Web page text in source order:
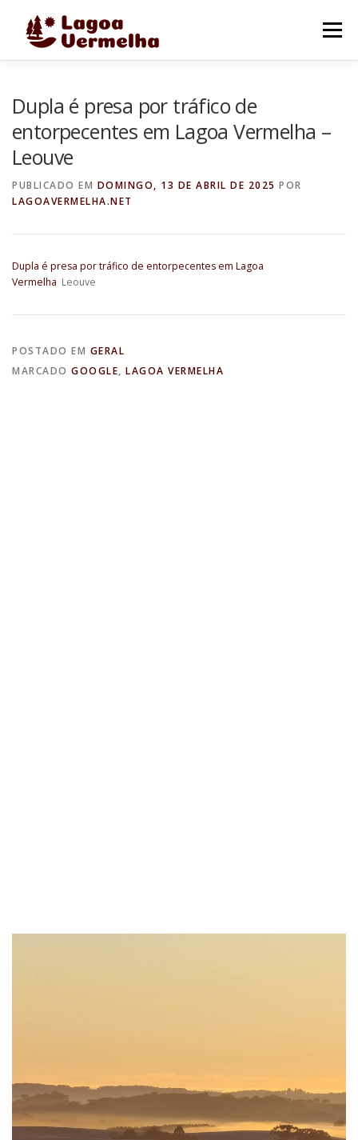
Menu
Dupla é presa por tráfico de
entorpecentes em Lagoa Vermelha –
Leouve
PUBLICADO EM DOMINGO, 13 DE ABRIL DE 2025 POR
LAGOAVERMELHA.NET
Dupla é presa por tráfico de entorpecentes em Lagoa
Vermelha Leouve
POSTADO EM GERAL
MARCADO GOOGLE, LAGOA VERMELHA